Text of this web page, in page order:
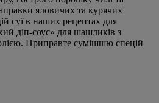
яловичих та курячих
суї в наших рецептах для
діп-соус» для шашликів з
Приправте сумішшю спецій